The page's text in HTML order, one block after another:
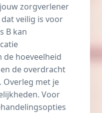
zorgverlener
veilig is voor
B kan
hoeveelheid
de overdracht
Overleg met je
Voor